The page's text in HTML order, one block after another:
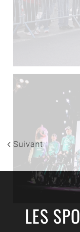
Suivant
LES